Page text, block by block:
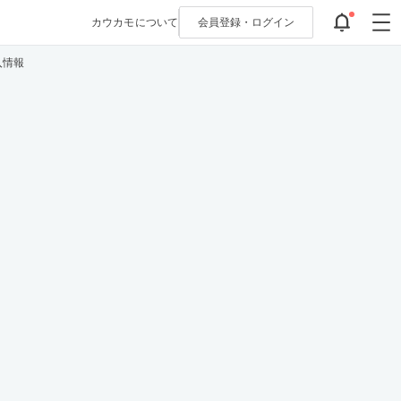
カウカモについて 会員登録・ ログイン
報